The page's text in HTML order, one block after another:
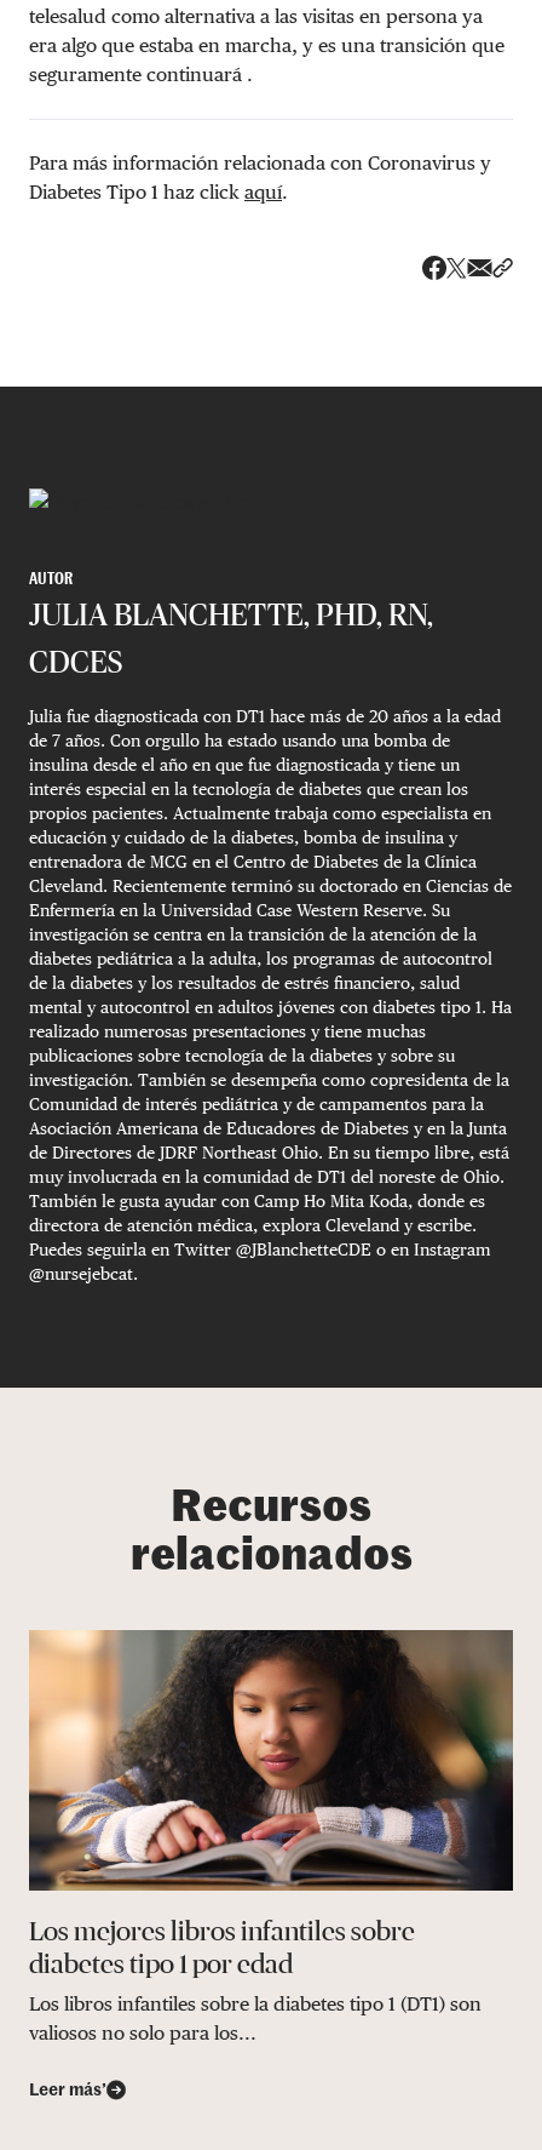
telesalud como alternativa a las visitas en persona ya
era algo que estaba en marcha, y es una transición que
seguramente continuará .
Para más información relacionada con Coronavirus y
Diabetes Tipo 1 haz click aquí.
AUTOR
JULIA BLANCHETTE, PHD, RN,
CDCES
Julia fue diagnosticada con DT1 hace más de 20 años a la edad
de 7 años. Con orgullo ha estado usando una bomba de
insulina desde el año en que fue diagnosticada y tiene un
interés especial en la tecnología de diabetes que crean los
propios pacientes. Actualmente trabaja como especialista en
educación y cuidado de la diabetes, bomba de insulina y
entrenadora de MCG en el Centro de Diabetes de la Clínica
Cleveland. Recientemente terminó su doctorado en Ciencias de
Enfermería en la Universidad Case Western Reserve. Su
investigación se centra en la transición de la atención de la
diabetes pediátrica a la adulta, los programas de autocontrol
de la diabetes y los resultados de estrés financiero, salud
mental y autocontrol en adultos jóvenes con diabetes tipo 1. Ha
realizado numerosas presentaciones y tiene muchas
publicaciones sobre tecnología de la diabetes y sobre su
investigación. También se desempeña como copresidenta de la
Comunidad de interés pediátrica y de campamentos para la
Asociación Americana de Educadores de Diabetes y en la Junta
de Directores de JDRF Northeast Ohio. En su tiempo libre, está
muy involucrada en la comunidad de DT1 del noreste de Ohio.
También le gusta ayudar con Camp Ho Mita Koda, donde es
directora de atención médica, explora Cleveland y escribe.
Puedes seguirla en Twitter @JBlanchetteCDE o en Instagram
@nursejebcat.
Recursos
relacionados
Los mejores libros infantiles sobre
diabetes tipo 1 por edad
Los libros infantiles sobre la diabetes tipo 1 (DT1) son
valiosos no solo para los...
Leer más’